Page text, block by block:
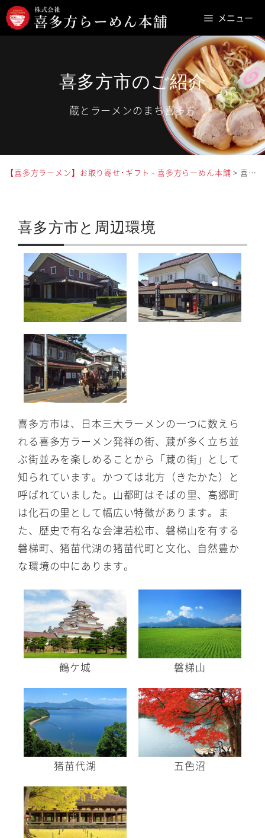
コ
ン
メニュー
喜多方市のご紹介
蔵とラーメンのまち喜多方
【喜多方ラーメン】お取り寄せ･ギフト - 喜多方らーめん本舗 >喜多方市のご紹介
喜多方市と周辺環境
喜多方市は、日本三大ラーメンの一つに数えら
れる喜多方ラーメン発祥の街、蔵が多く立ち並
ぶ街並みを楽しめることから「蔵の街」として
知られています。かつては北方（きたかた）と
呼ばれていました。山都町はそばの里、高郷町
は化石の里として幅広い特徴があります。ま
た、歴史で有名な会津若松市、磐梯山を有する
磐梯町、猪苗代湖の猪苗代町と文化、自然豊か
な環境の中にあります。
鶴ケ城 磐梯山
猪苗代湖 五色沼